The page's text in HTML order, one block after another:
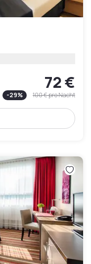
72 €
-29% 100 €pro Nacht